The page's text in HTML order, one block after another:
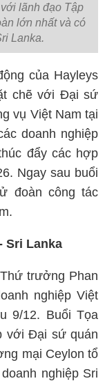
lãnh đạo Tập
lớn nhất và có
Lanka.
của Hayleys
chẽ với Đại sứ
vụ Việt Nam tại
doanh nghiệp
đẩy các hợp
Ngay sau buổi
đoàn công tác
Sri Lanka
trưởng Phan
nghiệp Việt
9/12. Buổi Tọa
với Đại sứ quán
mại Ceylon tổ
nghiệp Sri